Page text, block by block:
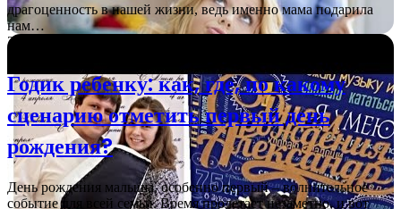
драгоценность в нашей жизни, ведь именно мама подарила
нам…
24.10.2022
Годик ребенку: как, где, по какому
сценарию отметить первый день
рождения?
День рождения малыша, особенно первый – волнительное
событие для всей семьи. Время пролетает незаметно, и вот